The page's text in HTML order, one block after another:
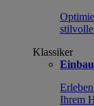
Klassiker
Ihrem